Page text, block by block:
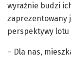
wyraźnie budzi
zaprezentowany
perspektywy lotu
– Dla nas,